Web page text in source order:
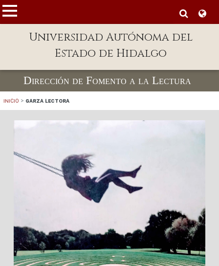
Enlaces
Dependencias A-Z
Directorio
Defensor Universitario
Publicaciones en línea
Acreditación Internacional
Personal
Alumni
Universidad Autónoma del
Estado de Hidalgo
Dirección de Fomento a la Lectura
Inicio > Garza Lectora